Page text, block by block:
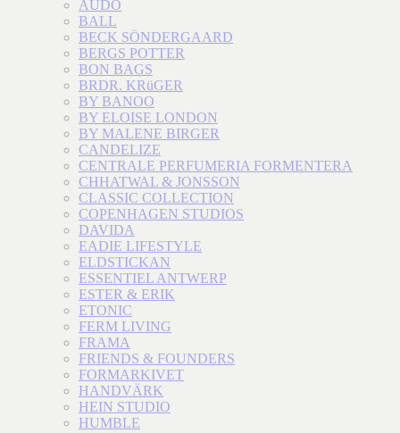
AUDO
BALL
BECK SÖNDERGAARD
BERGS POTTER
BON BAGS
BRDR. KRüGER
BY BANOO
BY ELOISE LONDON
BY MALENE BIRGER
CANDELIZE
CENTRALE PERFUMERIA FORMENTERA
CHHATWAL & JONSSON
CLASSIC COLLECTION
COPENHAGEN STUDIOS
DAVIDA
EADIE LIFESTYLE
ELDSTICKAN
ESSENTIEL ANTWERP
ESTER & ERIK
ETONIC
FERM LIVING
FRAMA
FRIENDS & FOUNDERS
FORMARKIVET
HANDVÄRK
HEIN STUDIO
HUMBLE